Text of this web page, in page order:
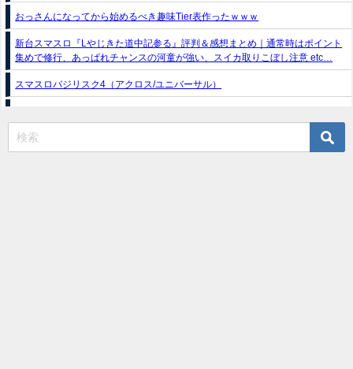
おっさんになってから始めるべき趣味Tier表作ったｗｗｗ
新台スマスロ『Lやじきた道中記参る』評判＆感想まとめ｜通常時はポイント
集めで修行、あっぱれチャンスの河童が強い、スイカ取りこぼし注意 etc…
スマスロバジリスク4（アクロス/ユニバーサル）
新台パチンコ『e魔女と野獣』公式PV動画｜LT直行型399帯、運命分岐から上
乗せループ「（超）BEAST ATTACK」を狙え！